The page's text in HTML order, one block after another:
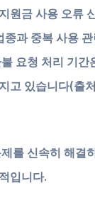
원금 사용 오류
종과 중복 사용
요청 처리 기간
고 있습니다(출
를 신속히 해결
입니다.